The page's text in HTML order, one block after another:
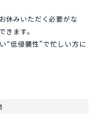
休みいただく必要がな
ます。
“低侵襲性”で忙しい方に